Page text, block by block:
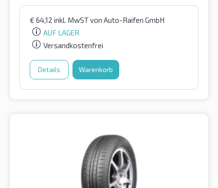
€ 64,12 inkl. MwSTvon Auto-Raifen GmbH
AUF LAGER
Versandkostenfrei
Details Warenkorb